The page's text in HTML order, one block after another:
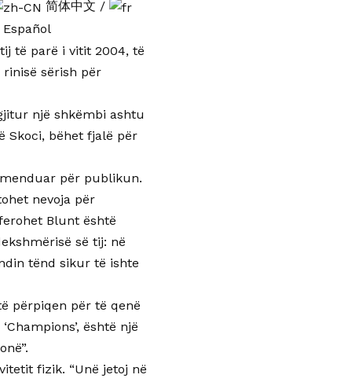
简体中文 /
Español
të parë i vitit 2004, të
rinisë sërish për
një shkëmbi ashtu
Skoci, bëhet fjalë për
menduar për publikun.
nevoja për
Blunt është
së tij: në
tënd sikur të ishte
përpiqen për të qenë
është një
fizik. “Unë jetoj në